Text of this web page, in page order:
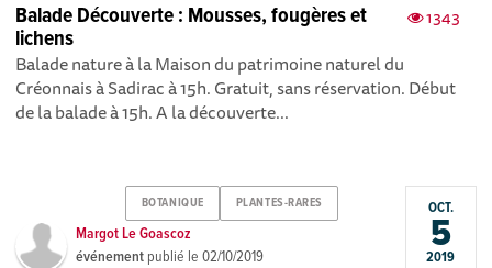
1343
Balade Découverte : Mousses, fougères et
lichens
Balade nature à la Maison du patrimoine naturel du
Créonnais à Sadirac à 15h. Gratuit, sans réservation. Début
de la balade à 15h. A la découverte...
BOTANIQUE PLANTES-RARES
Margot Le Goascoz
événement publié le02/10/2019
OCT.
5
2019